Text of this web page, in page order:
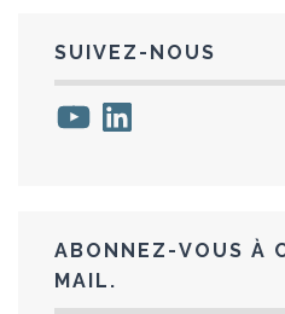
SUIVEZ-NOUS
YouTubeLinkedIn
ABONNEZ-VOUS À
MAIL.